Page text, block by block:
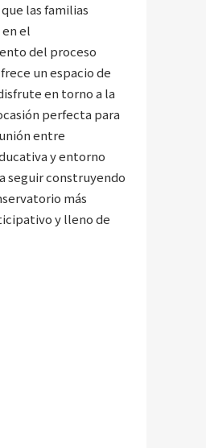
las familias
el
del proceso
un espacio de
en torno a la
perfecta para
entre
y entorno
seguir construyendo
más
y lleno de